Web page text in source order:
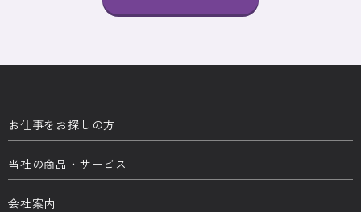
お仕事をお探しの方
当社の商品・サービス
会社案内